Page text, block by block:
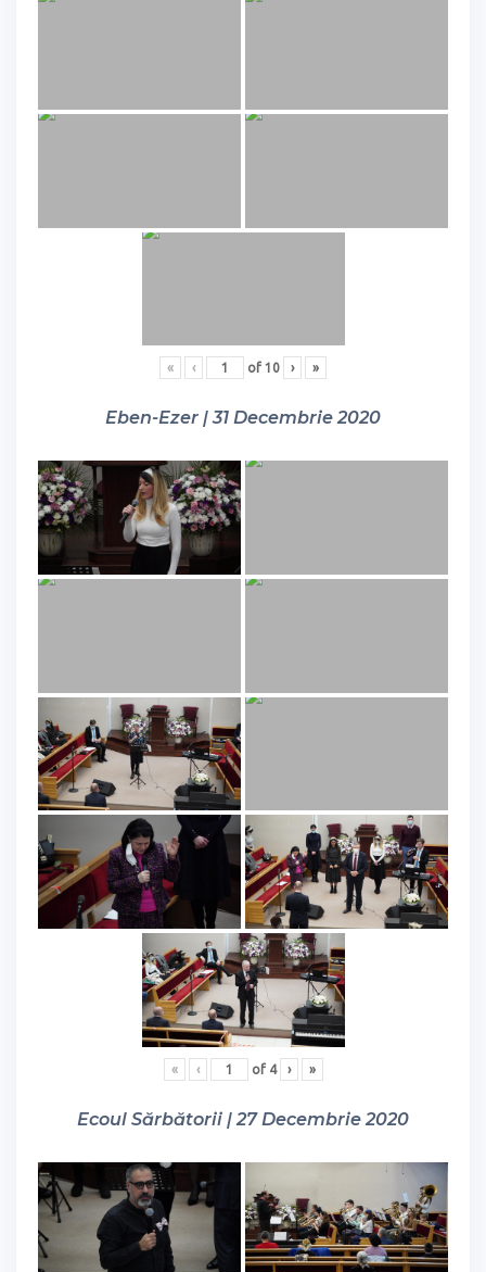
« ‹ of 10 › »
Eben-Ezer | 31 Decembrie 2020
« ‹ of 4 › »
Ecoul Sărbătorii | 27 Decembrie 2020